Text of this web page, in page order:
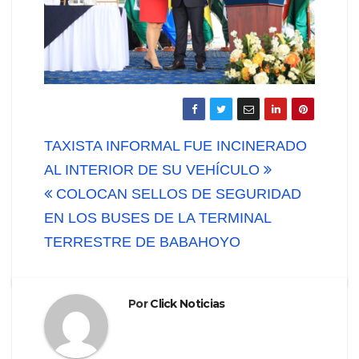
Navegación
de
entradas
TAXISTA INFORMAL FUE INCINERADO
AL INTERIOR DE SU VEHÍCULO
COLOCAN SELLOS DE SEGURIDAD
EN LOS BUSES DE LA TERMINAL
TERRESTRE DE BABAHOYO
PorClick Noticias